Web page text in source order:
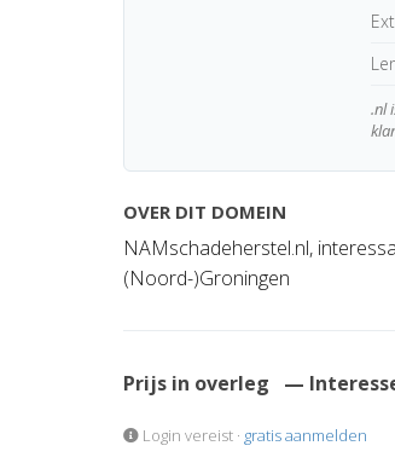
.nl
OVER DIT DOMEIN
NAMschadeherstel.nl,
(Noord-)Groningen
Prijs in overleg —
Login vereist · gratis aanmelden